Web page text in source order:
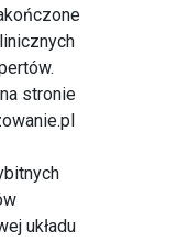
stronie
układu